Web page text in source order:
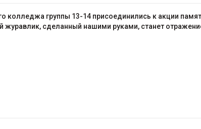
колледжа группы 13-14 присоединились к акции
журавлик, сделанный нашими руками, станет